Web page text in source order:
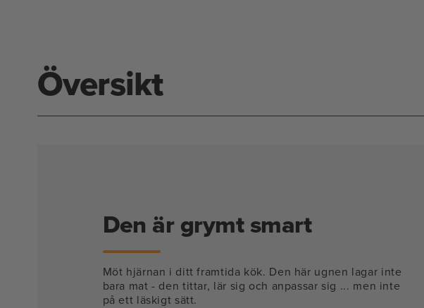
Översikt
Den är grymt smart
Möt hjärnan i ditt framtida kök. Den här ugnen lagar inte
bara mat - den tittar, lär sig och anpassar sig ... men inte
på ett läskigt sätt.